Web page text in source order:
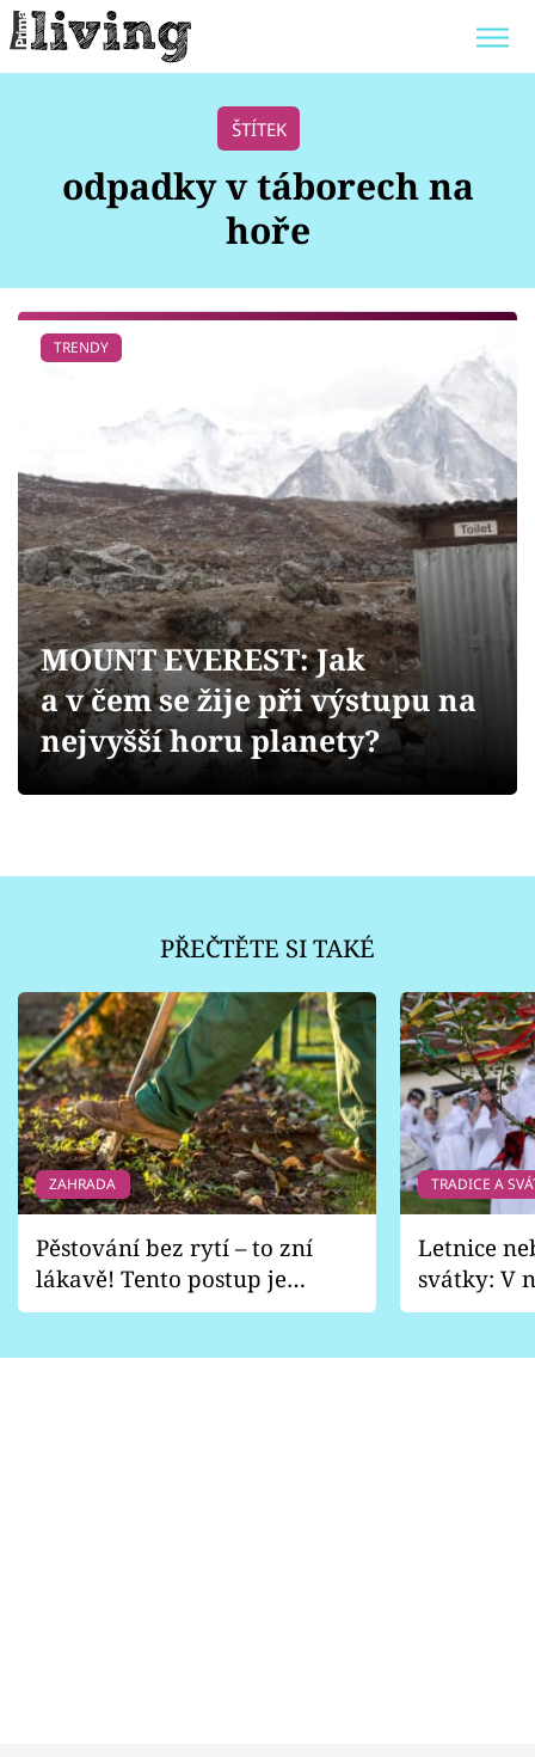
POKOJOVÉ KVĚTINY
ZAHRADA
Bydlení
Zahrada
Design
Sledujte prima+
Přihlášení
Sledujte nás
ŠTÍTEK
odpadky v táborech na
hoře
TRENDY
MOUNT EVEREST: Jak
a v čem se žije při výstupu na
nejvyšší horu planety?
PŘEČTĚTE SI TAKÉ
ZAHRADA
Pěstování bez rytí – to zní
lákavě! Tento postup je
vhodný jen pro některé
TRADICE A
Letnice
svátky: V
pondělí